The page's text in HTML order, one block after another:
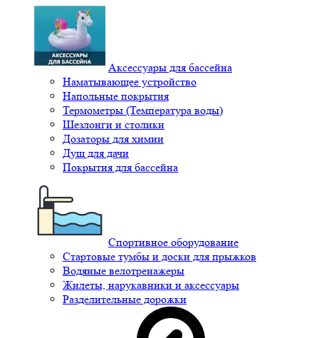
Аксессуары для бассейна
Наматывающее устройство
Напольные покрытия
Термометры (Температура воды)
Шезлонги и столики
Дозаторы для химии
Душ для дачи
Покрытия для бассейна
Спортивное оборудование
Стартовые тумбы и доски для прыжков
Водяные велотренажеры
Жилеты, нарукавники и аксессуары
Разделительные дорожки